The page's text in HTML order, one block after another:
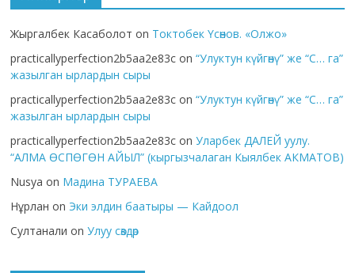
Жыргалбек Касаболот on Токтобек Үсөнов. «Олжо»
practicallyperfection2b5aa2e83c on“Улуктун күйгөнү” же “С… га”
жазылган ырлардын сыры
practicallyperfection2b5aa2e83c on“Улуктун күйгөнү” же “С… га”
жазылган ырлардын сыры
practicallyperfection2b5aa2e83c onУларбек ДАЛЕЙ уулу.
“АЛМА ӨСПӨГӨН АЙЫЛ” (кыргызчалаган Кыялбек АКМАТОВ)
Nusya on Мадина ТУРАЕВА
Нұрлан on Эки элдин баатыры — Кайдоол
Султанали onУлуу сөздөр